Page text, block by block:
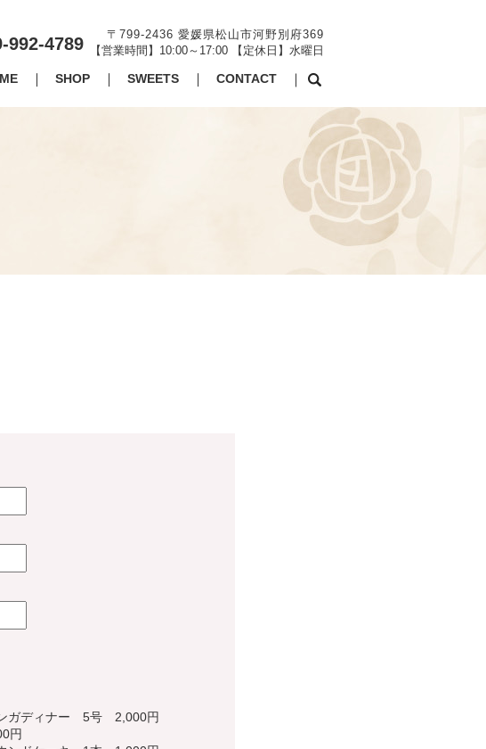
992-4789
〒799-2436 愛媛県松山市河野別府369
【営業時間】10:00～17:00 【定休日】水曜日
SHOP SWEETS CONTACT search
ガディナー 5号 2,000円
円